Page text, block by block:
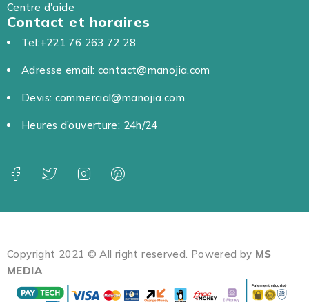
Centre d'aide
Contact et horaires
Tel:+221 76 263 72 28
Adresse email: contact@manojia.com
Devis: commercial@manojia.com
Heures d’ouverture: 24h/24
Copyright 2021 © All right reserved. Powered by MS
MEDIA.